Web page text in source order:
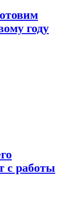
году
с работы